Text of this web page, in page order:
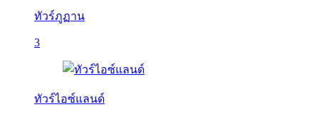
ทัวร์ภูฏาน
3
ทัวร์ไอซ์แลนด์